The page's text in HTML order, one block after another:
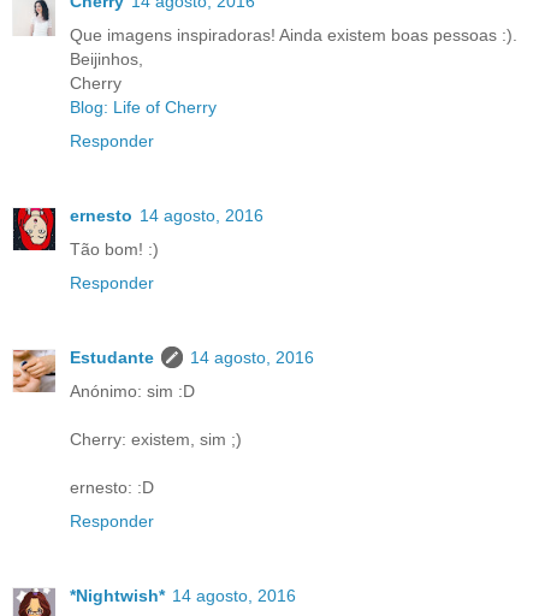
Que imagens inspiradoras! Ainda existem boas pessoas :).
Beijinhos,
Cherry
Blog: Life of Cherry
Responder
ernesto 14 agosto, 2016
Tão bom! :)
Responder
Estudante
14 agosto, 2016
Anónimo: sim :D
Cherry: existem, sim ;)
ernesto: :D
Responder
*Nightwish* 14 agosto, 2016